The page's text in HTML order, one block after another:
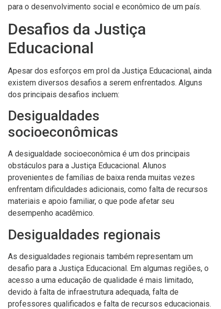
para o desenvolvimento social e econômico de um país.
Desafios da Justiça
Educacional
Apesar dos esforços em prol da Justiça Educacional, ainda
existem diversos desafios a serem enfrentados. Alguns
dos principais desafios incluem:
Desigualdades
socioeconômicas
A desigualdade socioeconômica é um dos principais
obstáculos para a Justiça Educacional. Alunos
provenientes de famílias de baixa renda muitas vezes
enfrentam dificuldades adicionais, como falta de recursos
materiais e apoio familiar, o que pode afetar seu
desempenho acadêmico.
Desigualdades regionais
As desigualdades regionais também representam um
desafio para a Justiça Educacional. Em algumas regiões, o
acesso a uma educação de qualidade é mais limitado,
devido à falta de infraestrutura adequada, falta de
professores qualificados e falta de recursos educacionais.